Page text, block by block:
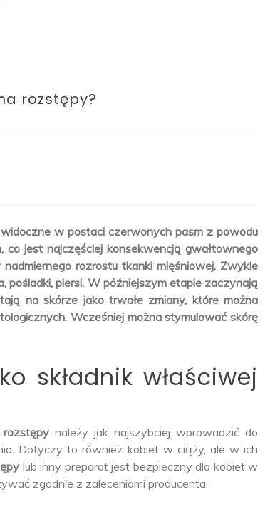
rozstępy?
w postaci czerwonych pasm z powodu
jest najczęściej konsekwencją gwałtownego
rozrostu tkanki mięśniowej. Zwykle
pośladki, piersi. W późniejszym etapie zaczynają
na skórze jako trwałe zmiany, które można
Wcześniej można stymulować skórę
składnik właściwej
należy jak najszybciej wprowadzić do
Dotyczy to również kobiet w ciąży, ale w ich
lub inny preparat jest bezpieczny dla kobiet w
zgodnie z zaleceniami producenta.